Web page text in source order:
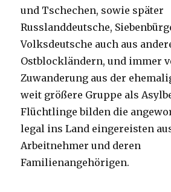
und Tschechen, sowie später
Russlanddeutsche,
Volksdeutsche auch aus
Ostblockländern, und immer
Zuwanderung aus der
weit größere Gruppe als
Flüchtlinge bilden die
legal ins Land eingereisten
Arbeitnehmer und deren
Familienangehörigen.